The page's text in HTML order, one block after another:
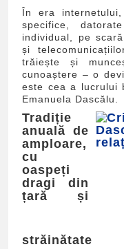
În era
specifice,
individual, pe
și
trăiește și
cunoaștere – o
este cea a lucrului
Emanuela Dascălu.
Tradiție
anuală de
amploare,
cu
oaspeți
dragi din
țară și
străinătate